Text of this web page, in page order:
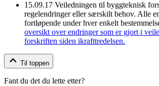
15.09.17 Veiledningen til byggteknisk
regelendringer eller særskilt behov. Alle
fortløpende under hver enkelt
oversikt over endringer som er gjort i
forskriften siden ikrafttredelsen.
Til toppen
Fant du det du lette etter?